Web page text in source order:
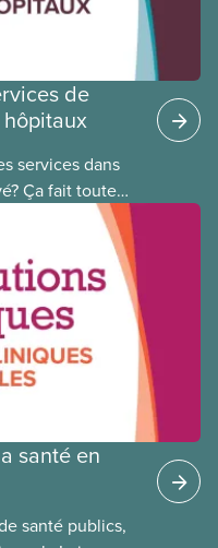
de
services dans
Ça fait toute
moins cher,
public.
santé en
santé publics,